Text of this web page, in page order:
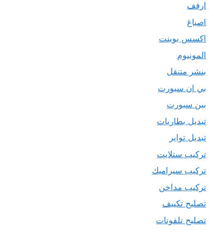
ارفف
اصباغ
اكسس بوينت
المونيوم
بنشر متنقل
بي ان سبورت
بين سبورت
تبديل بطاريات
تبديل تواير
تركيب ستلايت
تركيب سيراميك
تركيب مداخن
تصليح تكييف
تصليح تلفونات